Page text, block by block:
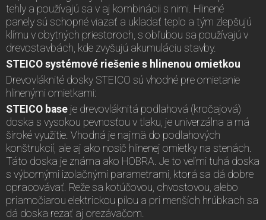
tehly a používajú sa v aj kombinácii s nimi. Hlinené
panely sú schopné viazať a ukladať teplo a tým zlepšujú
klímu v obytných priestoroch, s obľubou sa používajú v
drevostavbách, kde zvyšujú akumuláciu stavby.
STEICO systémové riešenie s hlinenou omietkou
Drevovláknité dosky STEICO sú vhodné pre omietanie
hlinenými omietkami:
STEICO base je drevovláknitá podlahová (kročajová)
doska s vysokou pevnosťou v tlaku, je univerzálna a má
široké využitie. Vhodná je najmä do podlahových
konštrukcií, ale aj ako nosič hlinenej omietky na stenách.
Táto doska je známa ako HOBRA. Je to veľmi tuhá doska
s výbornými izolačnými parametrami, ktorá sa dá dobre
opracovávať. Reže sa kotúčovou, chvostovou, alebo
priamočiarou elektrickou pílou a pri menších hrúbkach sa
dá doska rezať aj orezávačom.